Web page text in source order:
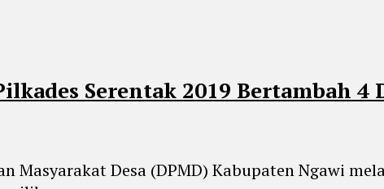
Serentak 2019 Bertambah 4
Masyarakat Desa (DPMD) Kabupaten Ngawi